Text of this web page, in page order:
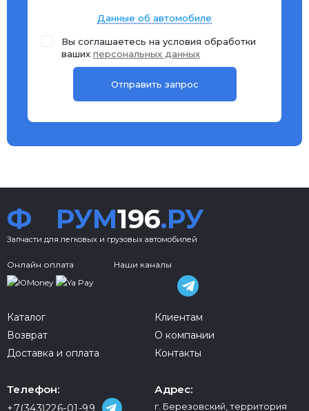
Данные об автомобиле
Вы соглашаетесь на условия обработки
ваших персональных данных
Ф РУМ196.РУ
Запчасти для легковых и грузовых автомобилей
Онлайн оплата Наши каналы
Каталог
Возврат
Доставка и оплата
Клиентам
О компании
Контакты
Телефон:
+7(343)226-01-99
Адрес:
г. Березовский, территория